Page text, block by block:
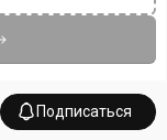
Подписаться